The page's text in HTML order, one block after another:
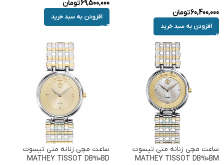
60,400,000تومان
افزودن به سبد خرید
69,500,000تومان
افزودن به سبد خرید
ساعت مچی زنانه متی تیسوت
MATHEY TISSOT DB910BM
ساعت مچی زنانه متی تیسوت
MATHEY TISSOT DB910BD